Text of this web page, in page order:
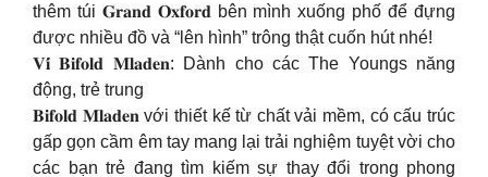
thêm túi 𝐆𝐫𝐚𝐧𝐝 𝐎𝐱𝐟𝐨𝐫𝐝 bên mình xuống phố để đựng
được nhiều đồ và “lên hình” trông thật cuốn hút nhé!
𝐕𝐢́ 𝐁𝐢𝐟𝐨𝐥𝐝 𝐌𝐥𝐚𝐝𝐞𝐧: Dành cho các The Youngs năng
động, trẻ trung
𝐁𝐢𝐟𝐨𝐥𝐝 𝐌𝐥𝐚𝐝𝐞𝐧 với thiết kế từ chất vải mềm, có cấu trúc
gấp gọn cầm êm tay mang lại trải nghiệm tuyệt vời cho
các bạn trẻ đang tìm kiếm sự thay đổi trong phong